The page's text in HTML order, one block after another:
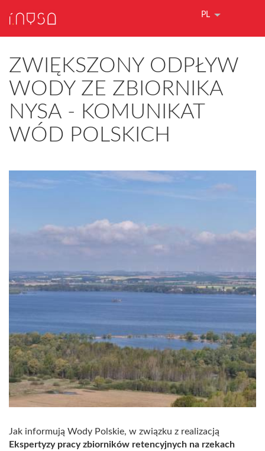
PL
ZWIĘKSZONY ODPŁYW
WODY ZE ZBIORNIKA
NYSA - KOMUNIKAT
WÓD POLSKICH
Jak informują Wody Polskie, w związku z realizacją
Ekspertyzy pracy zbiorników retencyjnych na rzekach